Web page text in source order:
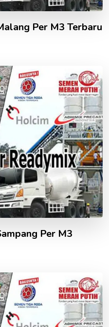
Per M3 Terbaru
Per M3